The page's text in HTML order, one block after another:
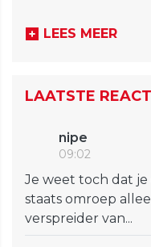
LEES MEER
LAATSTE
nipe
09:02
Je weet toch dat
staats omroep
verspreider van...